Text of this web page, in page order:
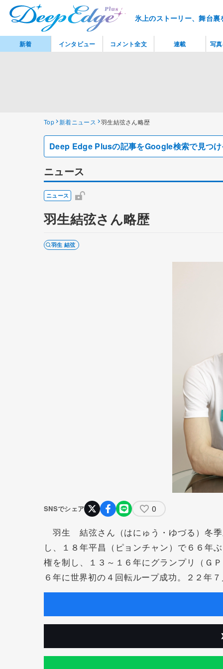
氷上のストーリー、舞台
Top 新着ニュース 羽生結弦さん略歴
Deep Edge Plusの記事をGoogle検索で見つ
ニュース
ニュース
羽生結弦さん略歴
羽生 結弦
SNSでシェア 0
羽生 結弦さん（はにゅう・ゆづる）冬
し、１８年平昌（ピョンチャン）で６６年
権を制し、１３～１６年にグランプリ（Ｇ
６年に世界初の４回転ループ成功。２２年
新着 インタビュー コメント全文 連載 写